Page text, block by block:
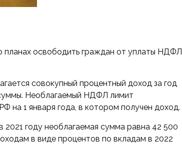
планах освободить граждан от уплаты НДФЛ
совокупный процентный доход за год
Необлагаемый НДФЛ лимит
на 1 января года, в котором получен доход.
году необлагаемая сумма равна 42 500
в виде процентов по вкладам в 2022